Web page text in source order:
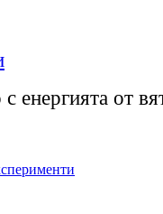
енергията от